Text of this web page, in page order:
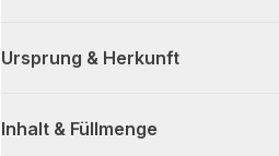
Ursprung & Herkunft
Inhalt & Füllmenge